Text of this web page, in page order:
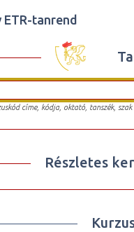
tanrend
címe, kódja, oktató, tanszék,
Részletes